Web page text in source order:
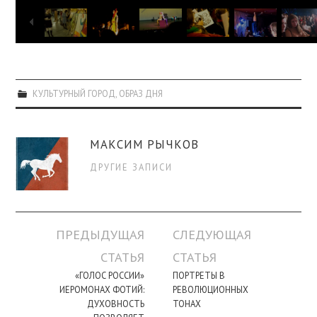
КУЛЬТУРНЫЙ ГОРОД ОБРАЗ ДНЯ
МАКСИМ РЫЧКОВ
ДРУГИЕ ЗАПИСИ
Навигация
ПРЕДЫДУЩАЯ
СТАТЬЯ
«ГОЛОС РОССИИ»
ИЕРОМОНАХ ФОТИЙ:
ДУХОВНОСТЬ
СЛЕДУЮЩАЯ
СТАТЬЯ
ПОРТРЕТЫ В
РЕВОЛЮЦИОННЫХ
ТОНАХ